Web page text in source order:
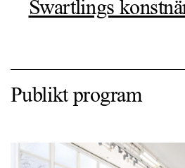
Swartlings
Publikt program